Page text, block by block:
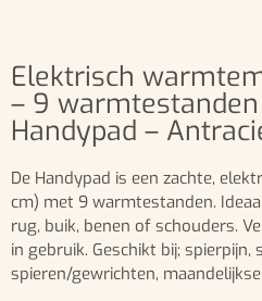
Elektrisch
– 9
Handypad –
De Handypad is een zachte,
cm) met 9 warmtestanden.
rug, buik, benen of schouders.
in gebruik. Geschikt bij; spierpijn,
spieren/gewrichten,